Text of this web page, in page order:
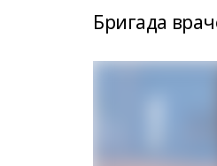
Бригада